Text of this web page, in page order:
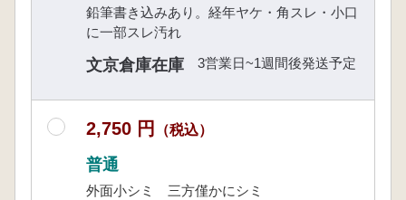
鉛筆書き込みあり。経年ヤケ・角スレ・小口
に一部スレ汚れ
文京倉庫在庫 3営業日~1週間後発送予定
2,750 円 （税込）
普通
外面小シミ 三方僅かにシミ